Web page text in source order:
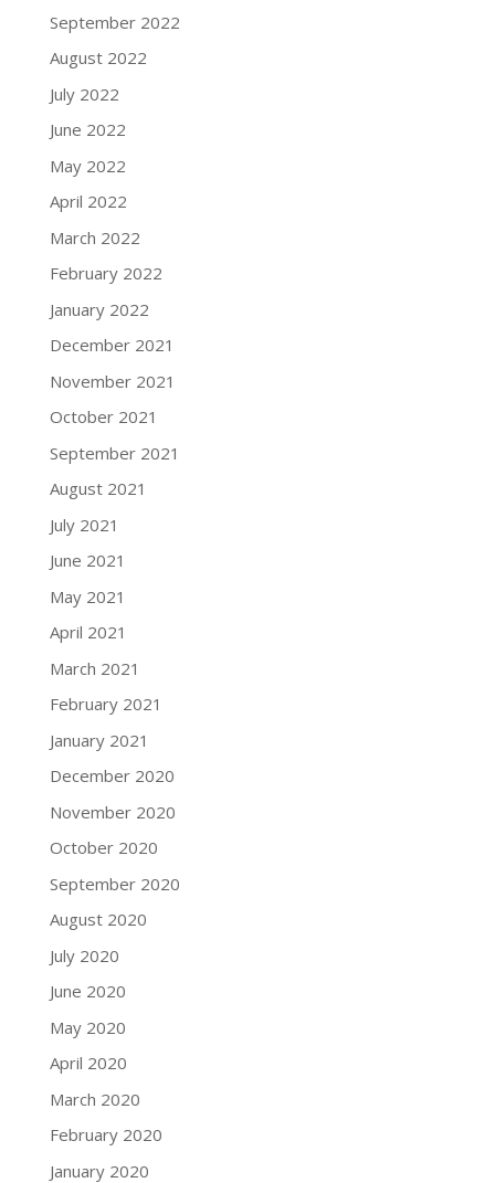
September 2022
August 2022
July 2022
June 2022
May 2022
April 2022
March 2022
February 2022
January 2022
December 2021
November 2021
October 2021
September 2021
August 2021
July 2021
June 2021
May 2021
April 2021
March 2021
February 2021
January 2021
December 2020
November 2020
October 2020
September 2020
August 2020
July 2020
June 2020
May 2020
April 2020
March 2020
February 2020
January 2020